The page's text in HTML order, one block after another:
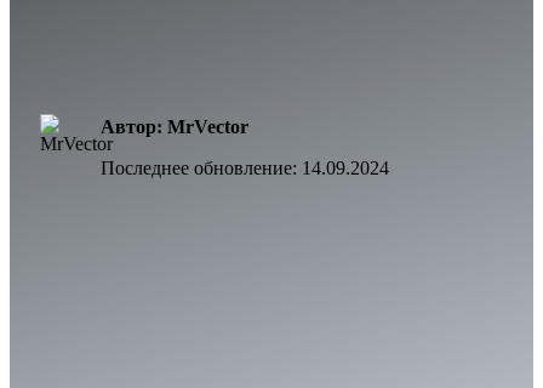
Автор: MrVector
Последнее обновление: 14.09.2024